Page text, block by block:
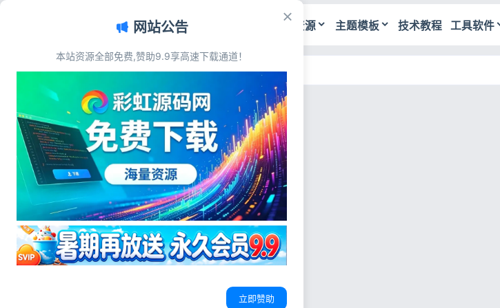
源码资源 主题模板 技术教程 工具软件
首页>标签：轻量化小说站
标签：轻量化小说站
小说漫画
全站自适应极简小说源码 PHP轻量化站
点自带全自动采集
源码简介 全站自适应超精简风格小说
网站公告
本站资源全部免费,赞助9.9享高速下载通道！
立即赞助